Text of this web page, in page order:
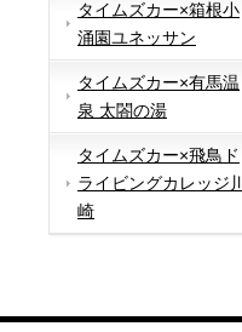
タイムズカー×箱根小
涌園ユネッサン
タイムズカー×有馬温
泉 太閤の湯
タイムズカー×飛鳥ド
ライビングカレッジ川
崎